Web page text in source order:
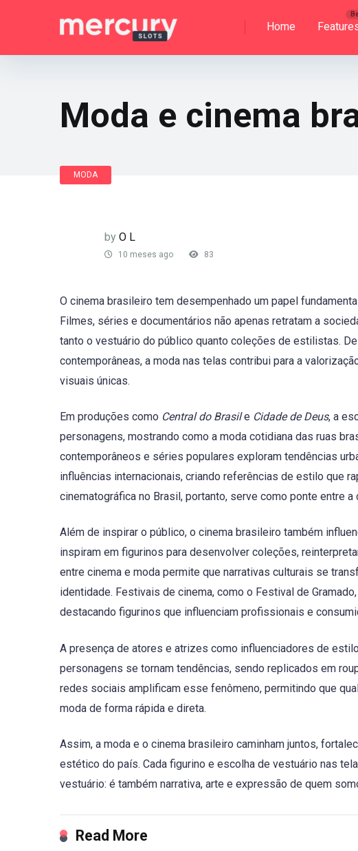
Home
Moda e cinema
MODA
by O L
10 meses ago 83
O cinema brasileiro tem desempenhado um papel
Filmes, séries e documentários não apenas retratam a
tanto o vestuário do público quanto coleções de estilistas.
contemporâneas, a moda nas telas contribui para a
visuais únicas.
Em produções como Central do Brasile Cidade de Deus, a
personagens, mostrando como a moda cotidiana das ruas
contemporâneos e séries populares exploram tendências
influências internacionais, criando referências de estilo que
cinematográfica no Brasil, portanto, serve como ponte entre
Além de inspirar o público, o cinema brasileiro também
inspiram em figurinos para desenvolver coleções,
entre cinema e moda permite que narrativas culturais se
identidade. Festivais de cinema, como o Festival de
destacando figurinos que influenciam profissionais e
A presença de atores e atrizes como influenciadores de
personagens se tornam tendências, sendo replicados em
redes sociais amplificam esse fenômeno, permitindo que
moda de forma rápida e direta.
Assim, a moda e o cinema brasileiro caminham juntos,
estético do país. Cada figurino e escolha de vestuário nas
vestuário: é também narrativa, arte e expressão de quem
Read More